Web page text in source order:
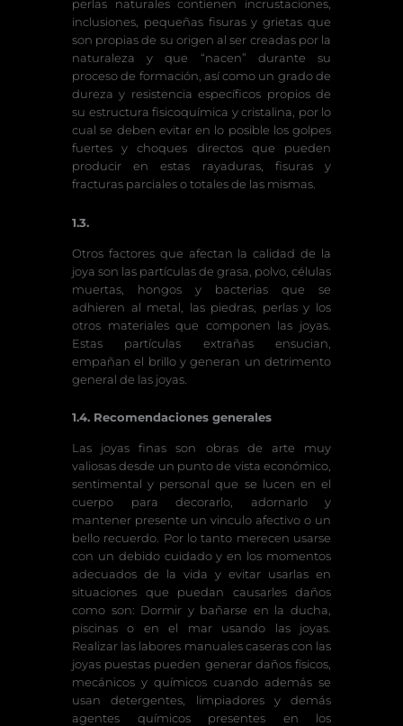
perlas naturales contienen incrustaciones,
inclusiones, pequeñas fisuras y grietas que
son propias de su origen al ser creadas por la
naturaleza y que “nacen” durante su
proceso de formación, así como un grado de
dureza y resistencia específicos propios de
su estructura fisicoquímica y cristalina, por lo
cual se deben evitar en lo posible los golpes
fuertes y choques directos que pueden
producir en estas rayaduras, fisuras y
fracturas parciales o totales de las mismas.
1.3.
Otros factores que afectan la calidad de la
joya son las partículas de grasa, polvo, células
muertas, hongos y bacterias que se
adhieren al metal, las piedras, perlas y los
otros materiales que componen las joyas.
Estas partículas extrañas ensucian,
empañan el brillo y generan un detrimento
general de las joyas.
1.4. Recomendaciones generales
Las joyas finas son obras de arte muy
valiosas desde un punto de vista económico,
sentimental y personal que se lucen en el
cuerpo para decorarlo, adornarlo y
mantener presente un vinculo afectivo o un
bello recuerdo. Por lo tanto merecen usarse
con un debido cuidado y en los momentos
adecuados de la vida y evitar usarlas en
situaciones que puedan causarles daños
como son: Dormir y bañarse en la ducha,
piscinas o en el mar usando las joyas.
Realizar las labores manuales caseras con las
joyas puestas pueden generar daños físicos,
mecánicos y químicos cuando además se
usan detergentes, limpiadores y demás
agentes químicos presentes en los